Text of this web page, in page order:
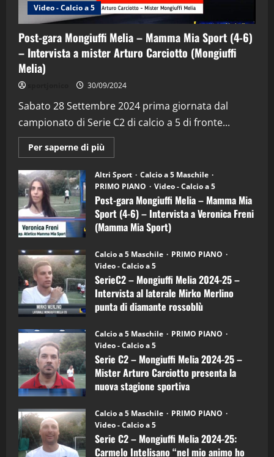
Video - Calcio a 5
Post-gara Mongiuffi Melia – Mamma Mia Sport (4-6)
– Intervista a mister Arturo Carciotto (Mongiuffi
Melia)
30/09/2024
Sabato 28 Settembre 2024 prima giornata dal
campionato di Serie C2 di calcio a 5 di fronte...
Per saperne di più
informazioni
Post-
gara
Mongiuffi
Melia
–
Mamma
Mia
Sport
6)
–
Intervista
a
mister
Arturo
Carciotto
(Mongiuffi
Altri Sport
Calcio a 5 Maschile
PRIMO PIANO
Video - Calcio a 5
Post-gara Mongiuffi Melia – Mamma Mia
Sport (4-6) – Intervista a Veronica Freni
(Mamma Mia Sport)
Calcio a 5 Maschile
PRIMO PIANO
Video - Calcio a 5
SerieC2 – Mongiuffi Melia 2024-25 –
Intervista al laterale Mirko Merlino
punta di diamante rossoblù
Calcio a 5 Maschile
PRIMO PIANO
Video - Calcio a 5
Serie C2 – Mongiuffi Melia 2024-25 –
Mister Arturo Carciotto presenta la
nuova stagione sportiva
Calcio a 5 Maschile
PRIMO PIANO
Video - Calcio a 5
Serie C2 – Mongiuffi Melia 2024-25:
Carmelo Intelisano “nel mio animo ho
2
“SportEmpire” in Podcast: 29^ Puntata
(Martedi 28 Aprile 2026)
28/04/2026
3
"SportEmpire" in Podcast
“SportEmpire” in Podcast: 28^ Puntata
(Martedi 21 Aprile 2026)
21/04/2026
4
“SportEmpire” in Podcast: 27^ Puntata
(Martedi 14 Aprile 2026)
15/04/2026
5
“SportEmpire” in Podcast: 26^ Puntata
(Martedi 07 Aprile 2026)
08/04/2026
1
“SportEmpire” in Podcast: 30^ Puntata
(Martedi 05 Maggio 2026)
08/05/2026